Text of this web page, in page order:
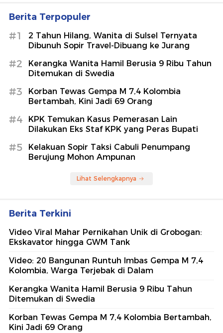
Berita Terpopuler
#1
2 Tahun Hilang, Wanita di Sulsel Ternyata
Dibunuh Sopir Travel-Dibuang ke Jurang
#2
Kerangka Wanita Hamil Berusia 9 Ribu Tahun
Ditemukan di Swedia
#3
Korban Tewas Gempa M 7,4 Kolombia
Bertambah, Kini Jadi 69 Orang
#4
KPK Temukan Kasus Pemerasan Lain
Dilakukan Eks Staf KPK yang Peras Bupati
#5
Kelakuan Sopir Taksi Cabuli Penumpang
Berujung Mohon Ampunan
Lihat Selengkapnya
Berita Terkini
Video Viral Mahar Pernikahan Unik di Grobogan:
Ekskavator hingga GWM Tank
Video: 20 Bangunan Runtuh Imbas Gempa M 7,4
Kolombia, Warga Terjebak di Dalam
Kerangka Wanita Hamil Berusia 9 Ribu Tahun
Ditemukan di Swedia
Korban Tewas Gempa M 7,4 Kolombia Bertambah,
Kini Jadi 69 Orang